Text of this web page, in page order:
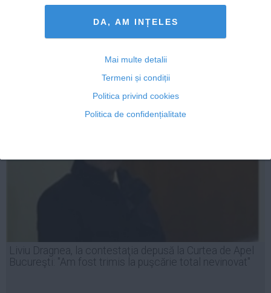
DA, AM INȚELES
Mai multe detalii
Termeni și condiții
Politica privind cookies
Politica de confidențialitate
Liviu Dragnea, la contestaţia depusă la Curtea de Apel
Bucureşti: "Am fost trimis la puşcărie total nevinovat"